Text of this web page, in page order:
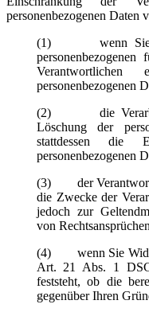
personenbezogenen Daten
(1) wenn Sie die
personenbezogenen
(2) die
Löschung der
stattdessen die
personenbezogenen
(3) der
die Zwecke der
jedoch zur
von
(4) wenn Sie
Art. 21 Abs. 1
feststeht, ob die
gegenüber Ihren